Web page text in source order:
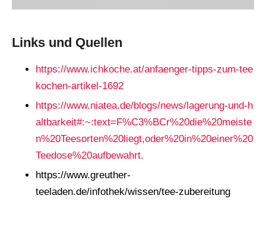
Links und Quellen
https://www.ichkoche.at/anfaenger-tipps-zum-tee
kochen-artikel-1692
https://www.niatea.de/blogs/news/lagerung-und-h
altbarkeit#:~:text=F%C3%BCr%20die%20meiste
n%20Teesorten%20liegt,oder%20in%20einer%20
Teedose%20aufbewahrt.
https://www.greuther-
teeladen.de/infothek/wissen/tee-zubereitung